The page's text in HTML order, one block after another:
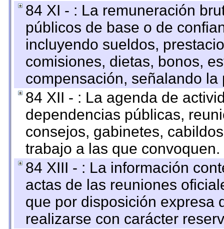
84 XI - : La remuneración
públicos de base o de
incluyendo sueldos,
comisiones, dietas, bonos,
compensación, señalando
84 XII - : La agenda de
dependencias públicas,
consejos, gabinetes,
trabajo a las que convoquen.
84 XIII - : La información
actas de las reuniones
que por disposición expresa
realizarse con carácter